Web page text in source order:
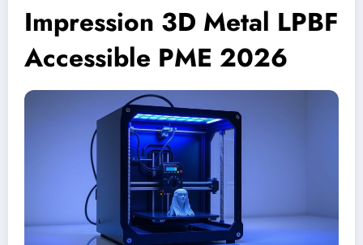
Impression 3D Metal LPBF
Accessible PME 2026